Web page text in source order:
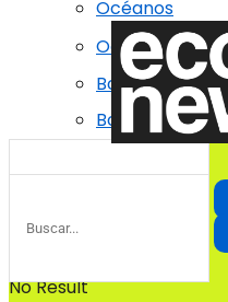
Océanos
Bosques
No Result
Océanos
Bosques